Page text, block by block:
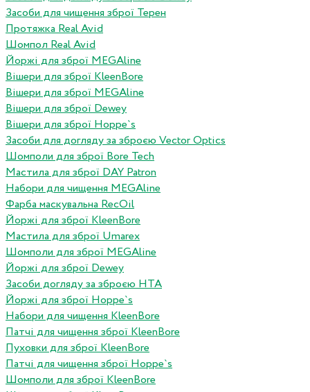
Засоби для чищення зброї Терен
Протяжка Real Avid
Шомпол Real Avid
Йоржі для зброї MEGAline
Вішери для зброї KleenBore
Вішери для зброї MEGAline
Вішери для зброї Dewey
Вішери для зброї Hoppe`s
Засоби для догляду за зброєю Vector Optics
Шомполи для зброї Bore Tech
Мастила для зброї DAY Patron
Набори для чищення MEGAline
Фарба маскувальна RecOil
Йоржі для зброї KleenBore
Мастила для зброї Umarex
Шомполи для зброї MEGAline
Йоржі для зброї Dewey
Засоби догляду за зброєю HTA
Йоржі для зброї Hoppe`s
Набори для чищення KleenBore
Патчі для чищення зброї KleenBore
Пуховки для зброї KleenBore
Патчі для чищення зброї Hoppe`s
Шомполи для зброї KleenBore